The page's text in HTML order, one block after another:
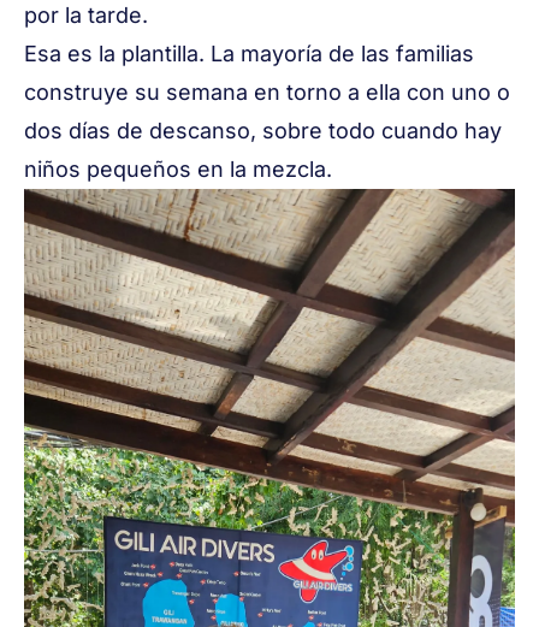
por la tarde.
Esa es la plantilla. La mayoría de las familias
construye su semana en torno a ella con uno o
dos días de descanso, sobre todo cuando hay
niños pequeños en la mezcla.